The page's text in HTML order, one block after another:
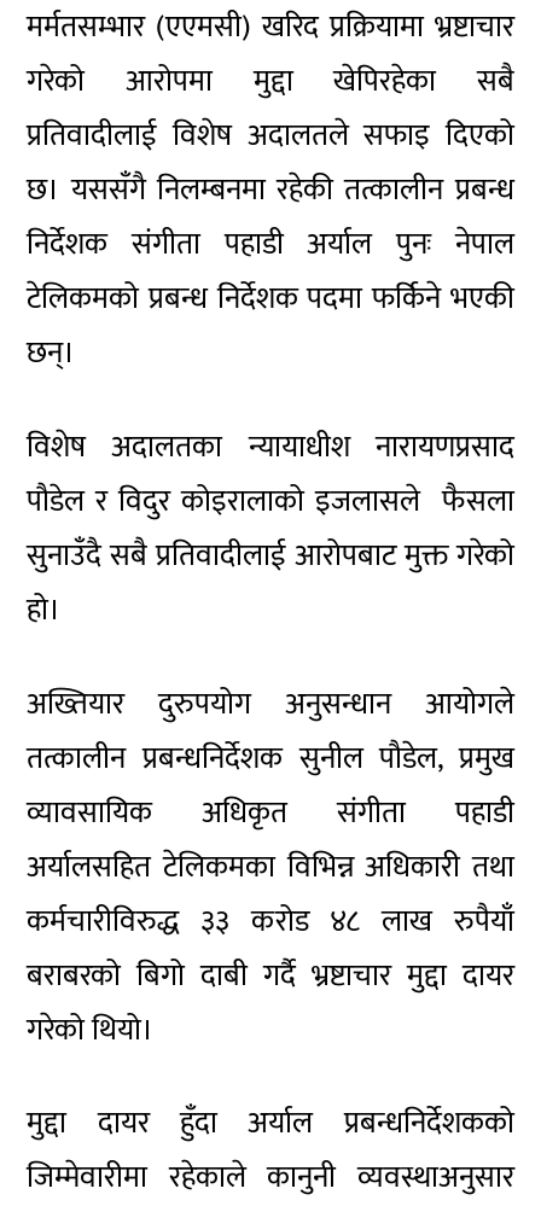
मर्मतसम्भार (एएमसी) खरिद प्रक्रियामा भ्रष्टाचार
गरेको आरोपमा मुद्दा खेपिरहेका सबै
प्रतिवादीलाई विशेष अदालतले सफाइ दिएको
छ। यससँगै निलम्बनमा रहेकी तत्कालीन प्रबन्ध
निर्देशक संगीता पहाडी अर्याल पुनः नेपाल
टेलिकमको प्रबन्ध निर्देशक पदमा फर्किने भएकी
छन्।
विशेष अदालतका न्यायाधीश नारायणप्रसाद
पौडेल र विदुर कोइरालाको इजलासले फैसला
सुनाउँदै सबै प्रतिवादीलाई आरोपबाट मुक्त गरेको
हो।
अख्तियार दुरुपयोग अनुसन्धान आयोगले
तत्कालीन प्रबन्धनिर्देशक सुनील पौडेल, प्रमुख
व्यावसायिक अधिकृत संगीता पहाडी
अर्यालसहित टेलिकमका विभिन्न अधिकारी तथा
कर्मचारीविरुद्ध ३३ करोड ४८ लाख रुपैयाँ
बराबरको बिगो दाबी गर्दै भ्रष्टाचार मुद्दा दायर
गरेको थियो।
मुद्दा दायर हुँदा अर्याल प्रबन्धनिर्देशकको
जिम्मेवारीमा रहेकाले कानुनी व्यवस्थाअनुसार